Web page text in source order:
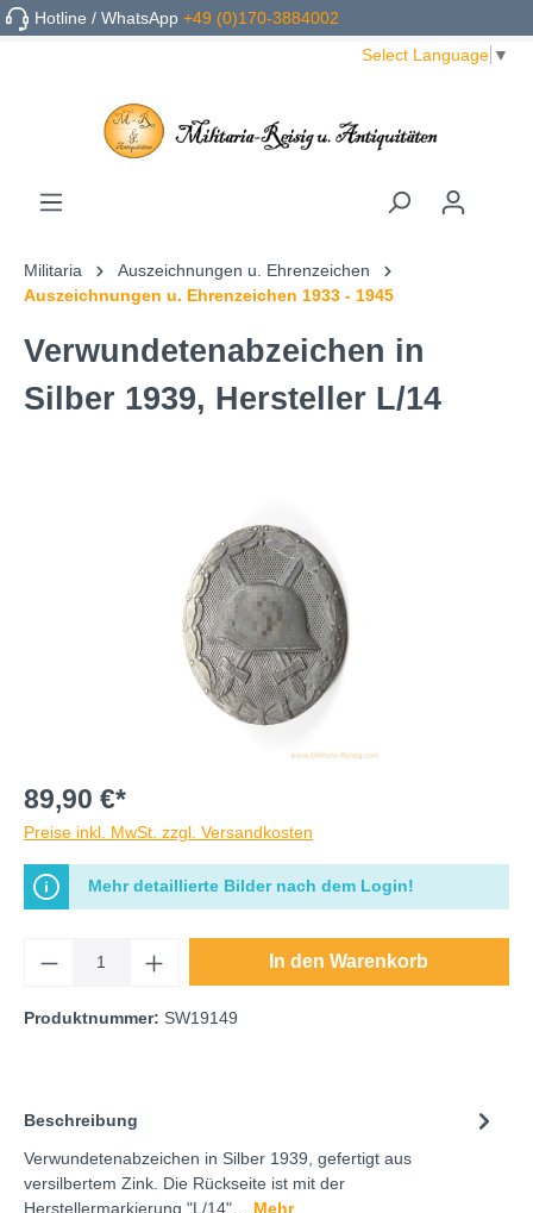
Hotline / WhatsApp+49 (0)170-3884002
Select Language ▼
Militaria
Auszeichnungen u. Ehrenzeichen
Auszeichnungen u. Ehrenzeichen 1933 - 1945
Verwundetenabzeichen in
Silber 1939, Hersteller L/14
89,90 €*
Preise inkl. MwSt. zzgl. Versandkosten
Mehr detaillierte Bilder nach dem Login!
In den Warenkorb
Produktnummer: SW19149
Beschreibung
Verwundetenabzeichen in Silber 1939, gefertigt aus
versilbertem Zink. Die Rückseite ist mit der
Herstellermarkierung "L/14"… Mehr